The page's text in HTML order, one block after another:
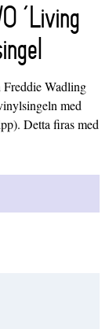
‘Living
Freddie Wadling
med
Detta firas med